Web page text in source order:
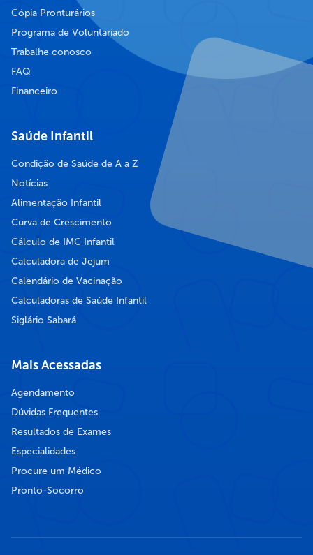
Cópia Pronturários
Programa de Voluntariado
Trabalhe conosco
FAQ
Financeiro
Saúde Infantil
Condição de Saúde de A a Z
Notícias
Alimentação Infantil
Curva de Crescimento
Cálculo de IMC Infantil
Calculadora de Jejum
Calendário de Vacinação
Calculadoras de Saúde Infantil
Siglário Sabará
Mais Acessadas
Agendamento
Dúvidas Frequentes
Resultados de Exames
Especialidades
Procure um Médico
Pronto-Socorro